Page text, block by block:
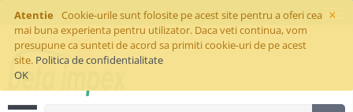
×
Atentie
Cookie-urile sunt folosite pe acest site pentru a oferi cea
mai buna experienta pentru utilizator. Daca veti continua, vom
presupune ca sunteti de acord sa primiti cookie-uri de pe acest
site. Politica de confidentialitate
OK